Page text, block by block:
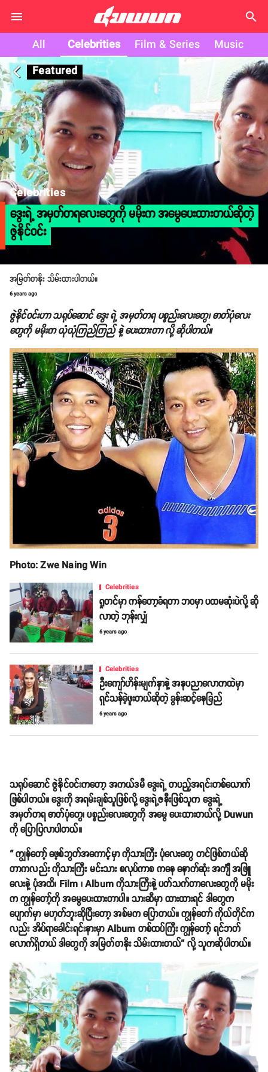
search
All Celebrities Film & Series
Music
Featured
arrow_back_ios
Celebrities
ဒွေးရဲ့ အမှတ်တရလေးတွေကို မမိုးက အမွေပေးထားတယ်ဆိုတဲ့
ဇွဲနိုင်ဝင်း
အမြတ်တနိုး သိမ်းထားပါတယ်။
6 years ago
ဇွဲနိုင်ဝင်းဟာ သရုပ်ဆောင် ဒွေး ရဲ့ အမှတ်တရ ပစ္စည်းလေးတွေ၊ ဓာတ်ပုံလေး
တွေကို မမိုးက ယုံယုံကြည်ကြည် နဲ့ ပေးထားတာ လို့ ဆိုပါတယ်။
Photo: Zwe Naing Win
Celebrities
ရှုတင်မှာ ကန်တော့ခံရတာ ဘဝမှာ ပထမဆုံးပဲလို့ ဆို
လာတဲ့ ဘုန်းလျှံ
6 years ago
Celebrities
ဦးကျော်ဟိန်းမျက်နှာနဲ့ အနုပညာလောကထဲမှာ
ရှင်သန်ခဲ့ဖူးတယ်ဆိုတဲ့ ခွန်းဆင့်နေခြည်
6 years ago
သရုပ်ဆောင် ဇွဲနိုင်ဝင်းကတော့ အကယ်ဒမီ ဒွေးရဲ့ တပည့်အရင်းတစ်ယောက်
ဖြစ်ပါတယ်။ ဒွေးကို အရမ်းချစ်သူဖြစ်လို့ ဒွေးရဲ့ဇနီးဖြစ်သူက ဒွေးရဲ့
အမှတ်တရ ဓာတ်ပုံတွေ၊ ပစ္စည်းလေးတွေကို အမွေ ပေးထားတယ်လို့ Duwun
ကို ပြောပြလာပါတယ်။
“ ကျွန်တော့် ဖေ့စ်ဘွတ်အကောင့်မှာ ကိုသားကြီး ပုံလေးတွေ တင်ဖြစ်တယ်ဆို
တာကလည်း ကိုသားကြီး မင်းသား စလုပ်ကာစ ကနေ နောက်ဆုံး အင်္ကျီအဖြူ
လေးနဲ့ ပုံအထိ၊ Film ၊ Album ကိုသားကြီးနဲ့ ပတ်သက်တာလေးတွေကို မမိုး
က ကျွန်တော့်ကို အမွေပေးထားတာပါ။ သားဆီမှာ ထားထားရင် ဒါတွေက
ပျောက်မှာ မဟုတ်ဘူးဆိုပြီးတော့ အစ်မက ပြောတယ်။ ကျွန်တော် ကိုယ်တိုင်က
လည်း အိပ်ရာခေါင်းရင်းနားမှာ Album တစ်ထပ်ကြီး ကျွန်တော့် ရင်ဘတ်
လောက်ရှိတယ် ဒါတွေကို အမြတ်တနိုး သိမ်းထားတယ်” လို့ သူကဆိုပါတယ်။